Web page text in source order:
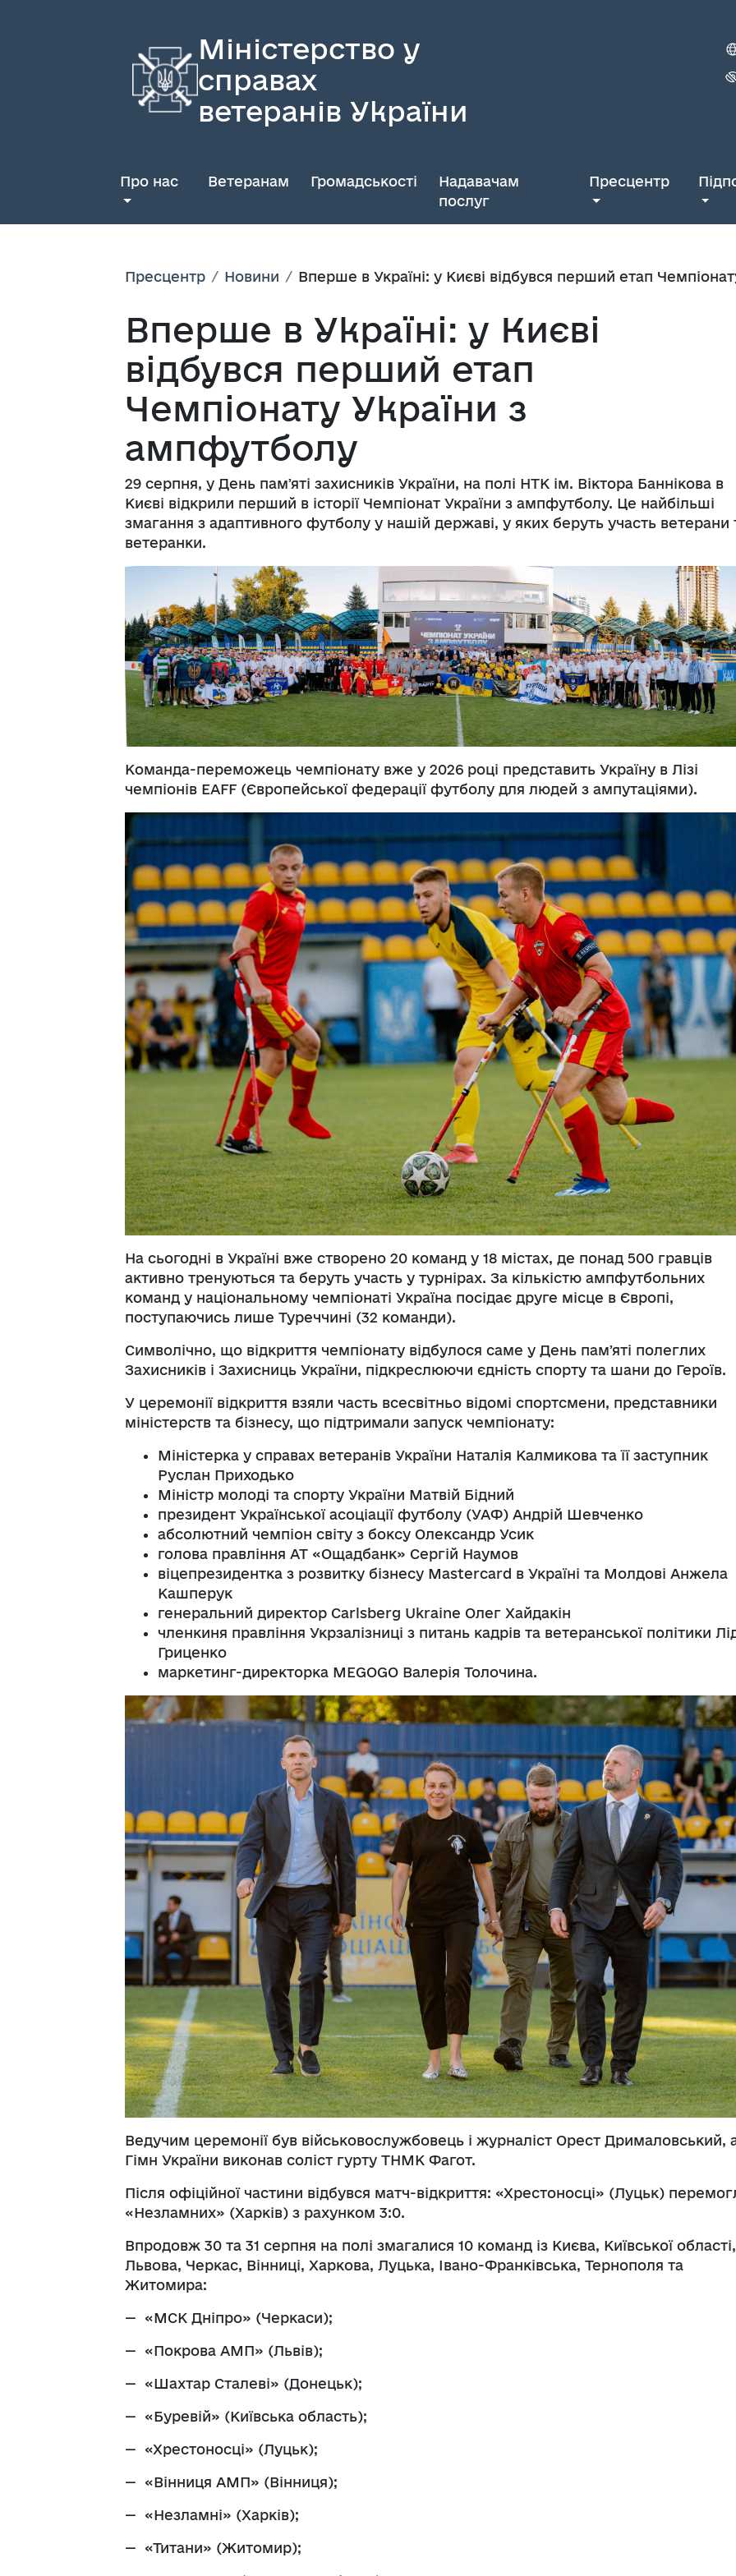
Міністерство у
справах
ветеранів України
Про нас Ветеранам Громадськості
Надавачам
послуг
Пресцентр
Пресцентр Новини Вперше в Україні: у Києві відбувся перший етап
Вперше в Україні: у Києві
відбувся перший етап
Чемпіонату України з
ампфутболу
29 серпня, у День памʼяті захисників України, на полі НТК ім. Віктора Баннікова в
Києві відкрили перший в історії Чемпіонат України з ампфутболу. Це найбільші
змагання з адаптивного футболу у нашій державі, у яких беруть участь ветерани
ветеранки.
Команда-переможець чемпіонату вже у 2026 році представить Україну в Лізі
чемпіонів EAFF (Європейської федерації футболу для людей з ампутаціями).
На сьогодні в Україні вже створено 20 команд у 18 містах, де понад 500 гравців
активно тренуються та беруть участь у турнірах. За кількістю ампфутбольних
команд у національному чемпіонаті Україна посідає друге місце в Європі,
поступаючись лише Туреччині (32 команди).
Символічно, що відкриття чемпіонату відбулося саме у День памʼяті полеглих
Захисників і Захисниць України, підкреслюючи єдність спорту та шани до Героїв.
У церемонії відкриття взяли часть всесвітньо відомі спортсмени, представники
міністерств та бізнесу, що підтримали запуск чемпіонату:
Міністерка у справах ветеранів України Наталія Калмикова та її заступник
Руслан Приходько
Міністр молоді та спорту України Матвій Бідний
президент Української асоціації футболу (УАФ) Андрій Шевченко
абсолютний чемпіон світу з боксу Олександр Усик
голова правління АТ «Ощадбанк» Сергій Наумов
віцепрезидентка з розвитку бізнесу Mastercard в Україні та Молдові Анжела
Кашперук
генеральний директор Carlsberg Ukraine Олег Хайдакін
членкиня правління Укрзалізниці з питань кадрів та ветеранської політики
Гриценко
маркетинг-директорка MEGOGO Валерія Толочина.
Ведучим церемонії був військовослужбовець і журналіст Орест Дрималовський,
Гімн України виконав соліст гурту ТНМК Фагот.
Після офіційної частини відбувся матч-відкриття: «Хрестоносці» (Луцьк)
«Незламних» (Харків) з рахунком 3:0.
Впродовж 30 та 31 серпня на полі змагалися 10 команд із Києва, Київської області,
Львова, Черкас, Вінниці, Харкова, Луцька, Івано-Франківська, Тернополя та
Житомира:
— «МСК Дніпро» (Черкаси);
— «Покрова АМП» (Львів);
— «Шахтар Сталеві» (Донецьк);
— «Буревій» (Київська область);
— «Хрестоносці» (Луцьк);
— «Вінниця АМП» (Вінниця);
— «Незламні» (Харків);
— «Титани» (Житомир);